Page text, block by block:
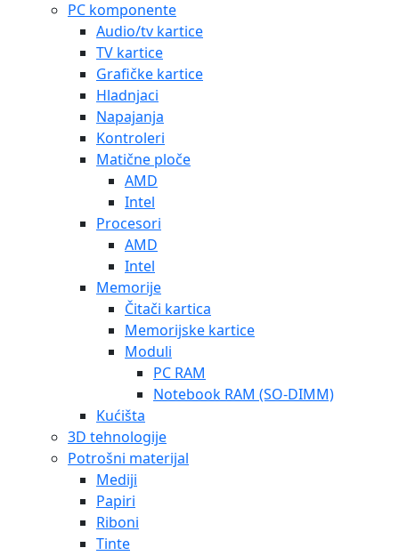
PC komponente
Audio/tv kartice
TV kartice
Grafičke kartice
Hladnjaci
Napajanja
Kontroleri
Matične ploče
AMD
Intel
Procesori
AMD
Intel
Memorije
Čitači kartica
Memorijske kartice
Moduli
PC RAM
Notebook RAM (SO-DIMM)
Kućišta
3D tehnologije
Potrošni materijal
Mediji
Papiri
Riboni
Tinte